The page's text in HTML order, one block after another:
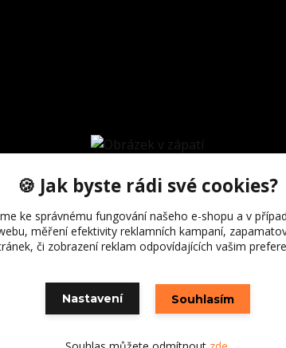
🍪 Jak byste rádi své cookies?
ke správnému fungování našeho e-shopu a v
měření efektivity reklamních kampaní,
či zobrazení reklam odpovídajících vašim
Nastavení Souhlasím